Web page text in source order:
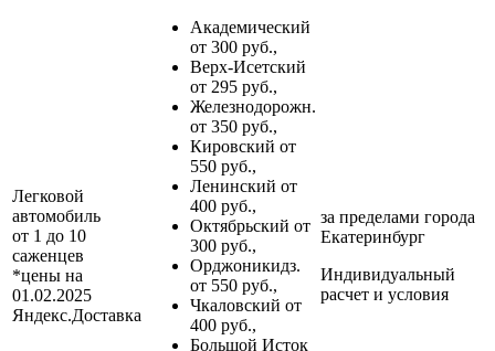
Легковой
автомобиль
от 1 до 10
саженцев
*цены на
01.02.2025
Яндекс.Доставка
Академический
от 300 руб.,
Верх-Исетский
от 295 руб.,
Железнодорожн.
от 350 руб.,
Кировский от
550 руб.,
Ленинский от
400 руб.,
Октябрьский от
300 руб.,
Орджоникидз.
от 550 руб.,
Чкаловский от
400 руб.,
Большой Исток
за пределами города
Екатеринбург
Индивидуальный
расчет и условия